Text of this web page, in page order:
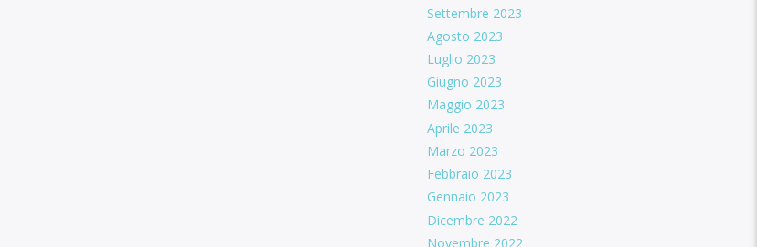
Settembre 2023
Agosto 2023
Luglio 2023
Giugno 2023
Maggio 2023
Aprile 2023
Marzo 2023
Febbraio 2023
Gennaio 2023
Dicembre 2022
Novembre 2022